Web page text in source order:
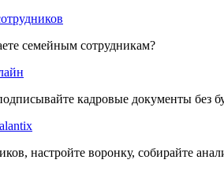
семейным сотрудникам?
кадровые документы без
настройте воронку, собирайте